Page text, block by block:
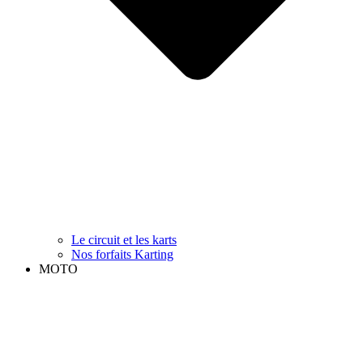
Le circuit et les karts
Nos forfaits Karting
MOTO